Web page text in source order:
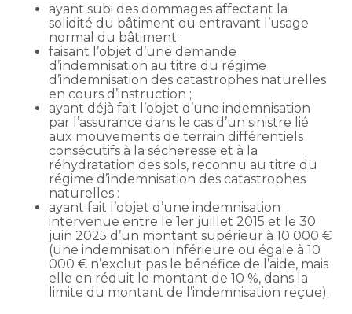
ayant subi des dommages affectant la
solidité du bâtiment ou entravant l’usage
normal du bâtiment ;
faisant l’objet d’une demande
d’indemnisation au titre du régime
d’indemnisation des catastrophes naturelles
en cours d’instruction ;
ayant déjà fait l’objet d’une indemnisation
par l’assurance dans le cas d’un sinistre lié
aux mouvements de terrain différentiels
consécutifs à la sécheresse et à la
réhydratation des sols, reconnu au titre du
régime d’indemnisation des catastrophes
naturelles :
ayant fait l’objet d’une indemnisation
intervenue entre le 1er juillet 2015 et le 30
juin 2025 d’un montant supérieur à 10 000 €
(une indemnisation inférieure ou égale à 10
000 € n’exclut pas le bénéfice de l’aide, mais
elle en réduit le montant de 10 %, dans la
limite du montant de l’indemnisation reçue).